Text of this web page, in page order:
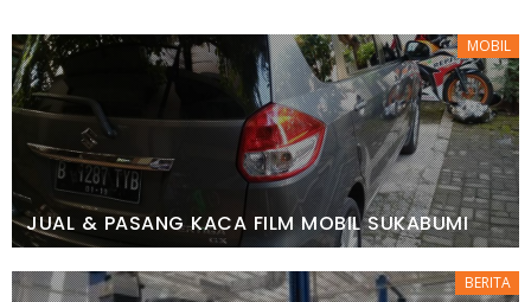
MOBIL
JUAL & PASANG KACA FILM MOBIL SUKABUMI
BERITA